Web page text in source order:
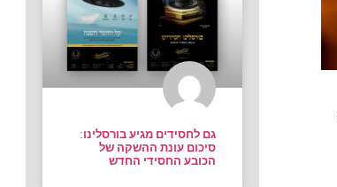
גם לחסידים מגיע בורסלינו:
סיכום עונת ההשקה של
הכובע החסידי החדש